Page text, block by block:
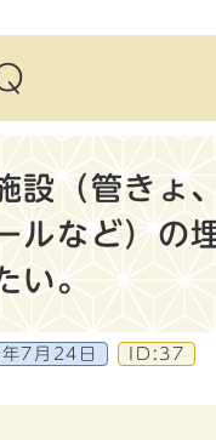
設（管きょ
ルなど）の
い。
7月24日 ID:37